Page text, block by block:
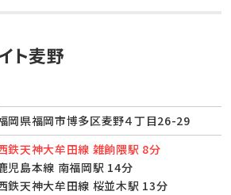
ト麦野
岡県福岡市博多区麦野４丁目26-29
鉄天神大牟田線 雑餉隈駅 8分
児島本線 南福岡駅 14分
鉄天神大牟田線 桜並木駅 13分